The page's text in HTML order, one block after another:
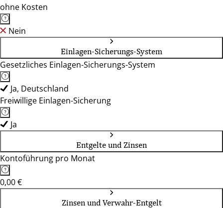
ohne Kosten
Nein
Einlagen-Sicherungs-System
Gesetzliches Einlagen-Sicherungs-System
Ja, Deutschland
Freiwillige Einlagen-Sicherung
Ja
Entgelte und Zinsen
Kontoführung pro Monat
0,00 €
Zinsen und Verwahr-Entgelt